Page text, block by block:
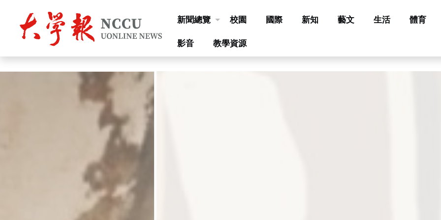
新聞總覽 校園 國際 新知 藝文 生活 體育
影音 教學資源